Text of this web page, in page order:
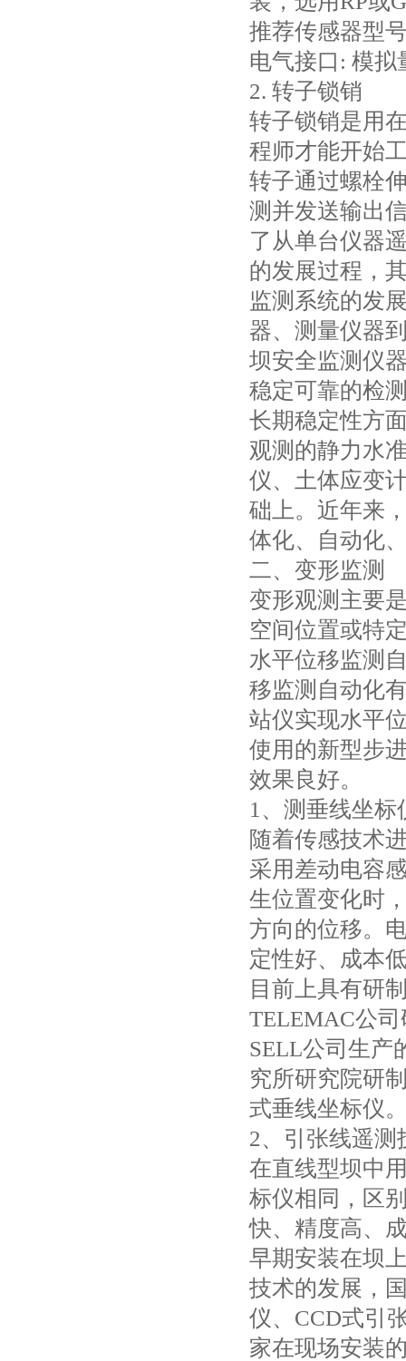
推荐传感器型
电气接口: 模拟
2. 转子锁销
转子锁销是用
程师才能开始
转子通过螺栓
测并发送输出
了从单台仪器
的发展过程，
监测系统的发
器、测量仪器
坝安全监测仪
稳定可靠的检
长期稳定性方
观测的静力水
仪、土体应变
础上。近年来
体化、自动化
二、变形监测
变形观测主要
空间位置或特
水平位移监测
移监测自动化
站仪实现水平
使用的新型步
效果良好。
1、测垂线坐标
随着传感技术
采用差动电容
生位置变化时
方向的位移。
定性好、成本
目前上具有研
TELEMAC公
SELL公司生产
究所研究院研
式垂线坐标仪
2、引张线遥测
在直线型坝中
标仪相同，区
快、精度高、
早期安装在坝
技术的发展，
仪、CCD式引
家在现场安装